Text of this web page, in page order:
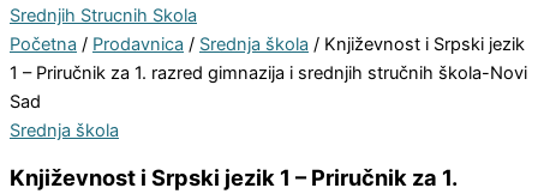
Početna / Prodavnica / Srednja škola / Književnost i Srpski jezik
1 – Priručnik za 1. razred gimnazija i srednjih stručnih škola-Novi
Sad
Srednja škola
Književnost i Srpski jezik 1 – Priručnik za 1.